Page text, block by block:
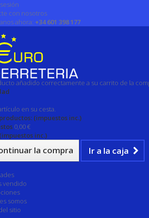
con nosotros
ahora: +34 601 398 177
añadido correctamente a su carrito de la
en su cesta.
(impuestos inc.)
0,00 €
inc.)
la compra Ir a la caja
vendido
somos
sitio